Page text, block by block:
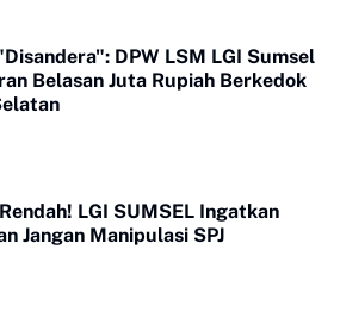
DPW LSM LGI Sumsel
Belasan Juta Rupiah Berkedok
LGI SUMSEL Ingatkan
Jangan Manipulasi SPJ